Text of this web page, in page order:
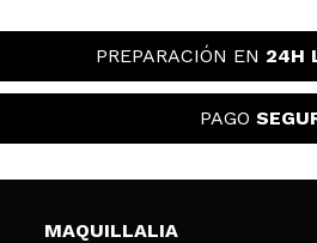
PREPARACIÓN EN 24H
PAGO
MAQUILLALIA